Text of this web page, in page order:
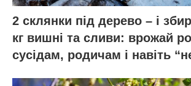
2 склянки під дерево – і
кг вишні та сливи: врожай
сусідам, родичам і навіть